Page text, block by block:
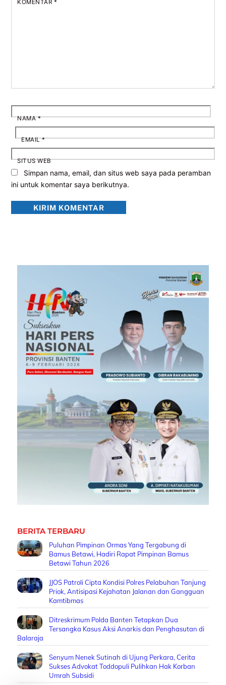
KOMENTAR *
NAMA*
EMAIL*
SITUS WEB
Simpan nama, email, dan situs web saya pada peramban
ini untuk komentar saya berikutnya.
BERITA TERBARU
Puluhan Pimpinan Ormas Yang Tergabung di
Bamus Betawi, Hadiri Rapat Pimpinan Bamus
Betawi Tahun 2026
JJOS Patroli Cipta Kondisi Polres Pelabuhan Tanjung
Priok, Antisipasi Kejahatan Jalanan dan Gangguan
Kamtibmas
Ditreskrimum Polda Banten Tetapkan Dua
Tersangka Kasus Aksi Anarkis dan Penghasutan di
Balaraja
Senyum Nenek Sutinah di Ujung Perkara, Cerita
Sukses Advokat Toddopuli Pulihkan Hak Korban
Umrah Subsidi